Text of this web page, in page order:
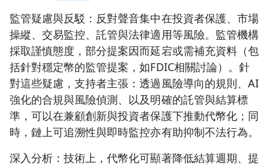
監管疑慮與反駁：反對聲音集中在投資者保護、市場
操縱、交易監控、託管與法律適用等風險。監管機構
採取謹慎態度，部分提案因而延宕或需補充資料（包
括針對穩定幣的監管提案，如FDIC相關討論）。針
對這些疑慮，支持者主張：透過風險導向的規則、AI
強化的合規與風險偵測、以及明確的託管與結算標
準，可以在兼顧創新與投資者保護下推動代幣化；同
時，鏈上可追溯性與即時監控亦有助抑制不法行為。
深入分析：技術上，代幣化可顯著降低結算週期、提